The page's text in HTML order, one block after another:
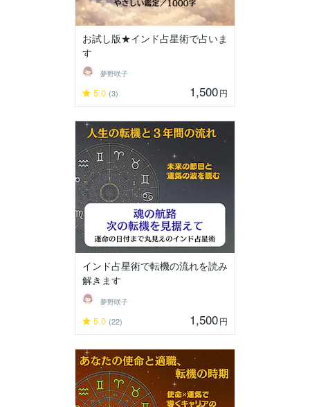
お試し版★インド占星術で占いま
す
夢野咲子
5.0 (3) 1,500円
インド占星術で転機の流れを読み
解きます
夢野咲子
5.0 (22) 1,500円